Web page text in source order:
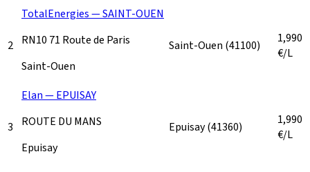
2
TotalEnergies — SAINT-OUEN
RN10 71 Route de Paris
Saint-Ouen
Saint-Ouen (41100)
1,990
€/L
3
Elan — EPUISAY
ROUTE DU MANS
Epuisay
Epuisay(41360)
1,990
€/L